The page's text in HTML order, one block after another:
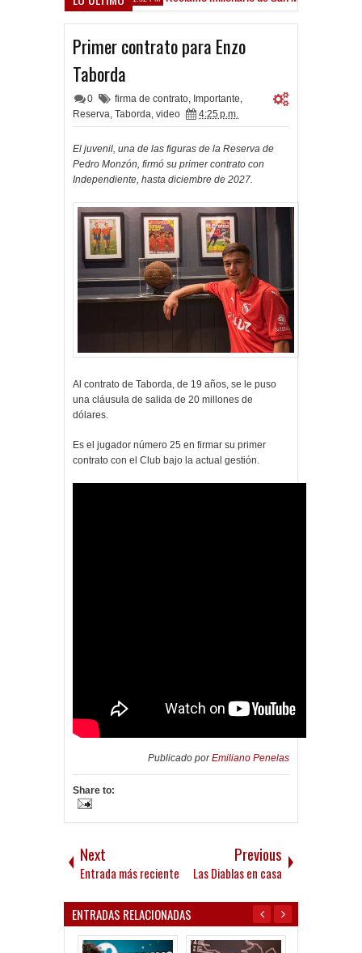
Primer contrato para Enzo
Taborda
0 firma de contrato, Importante,
Reserva, Taborda, video 4:25 p.m.
El juvenil, una de las figuras de la Reserva de
Pedro Monzón, firmó su primer contrato con
Independiente, hasta diciembre de 2027.
Al contrato de Taborda, de 19 años, se le puso
una cláusula de salida de 20 millones de
dólares.
Es el jugador número 25 en firmar su primer
contrato con el Club bajo la actual gestión.
Publicado porEmiliano Penelas
Share to:
Next
Entrada más reciente
Previous
Las Diablas en casa
ENTRADAS RELACIONADAS